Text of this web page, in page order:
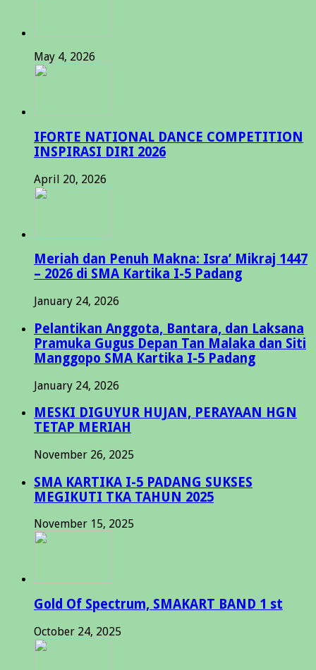
May 4, 2026
IFORTE NATIONAL DANCE COMPETITION
INSPIRASI DIRI 2026
April 20, 2026
Meriah dan Penuh Makna: Isra’ Mikraj 1447
– 2026 di SMA Kartika I-5 Padang
January 24, 2026
Pelantikan Anggota, Bantara, dan Laksana
Pramuka Gugus Depan Tan Malaka dan Siti
Manggopo SMA Kartika I-5 Padang
January 24, 2026
MESKI DIGUYUR HUJAN, PERAYAAN HGN
TETAP MERIAH
November 26, 2025
SMA KARTIKA I-5 PADANG SUKSES
MEGIKUTI TKA TAHUN 2025
November 15, 2025
Gold Of Spectrum, SMAKART BAND 1 st
October 24, 2025